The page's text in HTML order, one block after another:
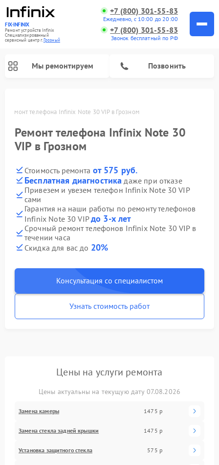
FIX-INFINIX
Ремонт устройств Infinix
Специализированный
cервисный центр г.Грозный
+7 (800) 301-55-83
Ежедневно, с 10:00 до 20:00
+7 (800) 301-55-83
Звонок бесплатный по РФ
Мы ремонтируем Позвонить
Ремонт телефона Infinix Note 30 VIP в Грозном
Ремонт телефона Infinix Note 30
VIP в Грозном
Стоимость ремонта от 575 руб.
Бесплатная диагностика даже при отказе
Привезем и увезем телефон Infinix Note 30 VIP
сами
Гарантия на наши работы по ремонту телефонов
Infinix Note 30 VIPдо 3-х лет
Срочный ремонт телефонов Infinix Note 30 VIP в
течении часа
Скидка для вас до 20%
Консультация со специалистом
Узнать стоимость работ
Цены на услуги ремонта
Цены актуальны на текущую дату 07.08.2026
Замена камеры 1475 р
Замена стекла задней крышки 1475 р
Установка защитного стекла 575 р